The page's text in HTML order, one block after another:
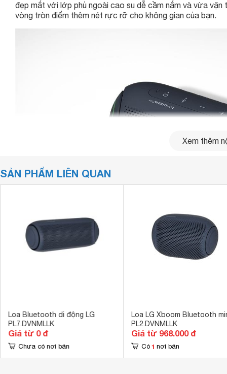
đẹp mắt với lớp phủ ngoài cao su dễ cầm nắm và vừa
vòng tròn điểm thêm nét rực rỡ cho không gian của bạn.
Xem thêm
SẢN PHẨM LIÊN QUAN
Loa Bluetooth di động LG
PL7.DVNMLLK
Giá từ 0 đ
Chưa có nơi bán
Loa LG Xboom Bluetooth
PL2.DVNMLLK
Giá từ 968.000 đ
Có 1 nơi bán